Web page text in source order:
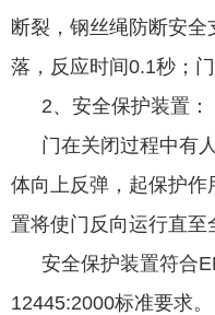
断裂，钢丝绳防断安
落，反应时间0.1秒；
2、安全保护装置：
门在关闭过程中有
体向上反弹，起保护
置将使门反向运行直至
安全保护装置符合
12445:2000标准要求。